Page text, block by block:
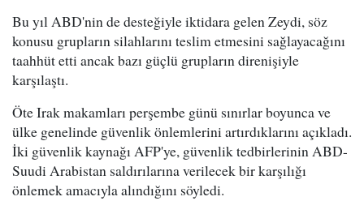
Bu yıl ABD'nin de desteğiyle iktidara gelen Zeydi, söz
konusu grupların silahlarını teslim etmesini sağlayacağını
taahhüt etti ancak bazı güçlü grupların direnişiyle
karşılaştı.
Öte Irak makamları perşembe günü sınırlar boyunca ve
ülke genelinde güvenlik önlemlerini artırdıklarını açıkladı.
İki güvenlik kaynağı AFP'ye, güvenlik tedbirlerinin ABD-
Suudi Arabistan saldırılarına verilecek bir karşılığı
önlemek amacıyla alındığını söyledi.